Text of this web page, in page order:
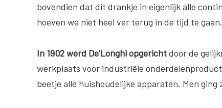
bovendien dat dit drankje in eigenlijk alle
hoeven we niet heel ver terug in de tijd te gaan.
In 1902 werd De’Longhi opgerichtdoor de
werkplaats voor industriële
beetje alle huishoudelijke apparaten. Men